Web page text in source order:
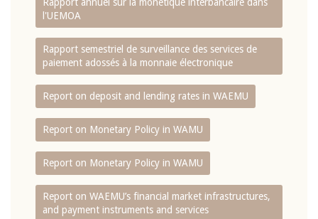
l'UEMOA
Rapport semestriel de surveillance des services de
paiement adossés à la monnaie électronique
Report on deposit and lending rates in WAEMU
Report on Monetary Policy in WAMU
Report on Monetary Policy in WAMU
Report on WAEMU’s financial market infrastructures,
and payment instruments and services